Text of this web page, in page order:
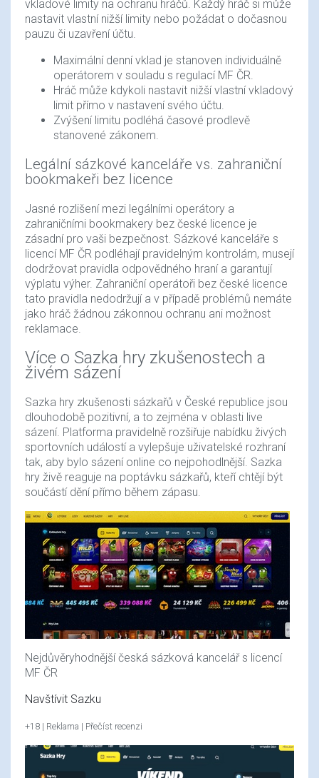
vkladové limity na ochranu hráčů. Každý hráč si může
nastavit vlastní nižší limity nebo požádat o dočasnou
pauzu či uzavření účtu.
Maximální denní vklad je stanoven individuálně
operátorem v souladu s regulací MF ČR.
Hráč může kdykoli nastavit nižší vlastní vkladový
limit přímo v nastavení svého účtu.
Zvýšení limitu podléhá časové prodlevě
stanovené zákonem.
Legální sázkové kanceláře vs. zahraniční
bookmakeři bez licence
Jasné rozlišení mezi legálními operátory a
zahraničními bookmakery bez české licence je
zásadní pro vaši bezpečnost. Sázkové kanceláře s
licencí MF ČR podléhají pravidelným kontrolám, musejí
dodržovat pravidla odpovědného hraní a garantují
výplatu výher. Zahraniční operátoři bez české licence
tato pravidla nedodržují a v případě problémů nemáte
jako hráč žádnou zákonnou ochranu ani možnost
reklamace.
Více o Sazka hry zkušenostech a
živém sázení
Sazka hry zkušenosti sázkařů v České republice jsou
dlouhodobě pozitivní, a to zejména v oblasti live
sázení. Platforma pravidelně rozšiřuje nabídku živých
sportovních událostí a vylepšuje uživatelské rozhraní
tak, aby bylo sázení online co nejpohodlnější. Sazka
hry živě reaguje na poptávku sázkařů, kteří chtějí být
součástí dění přímo během zápasu.
Nejdůvěryhodnější česká sázková kancelář s licencí
MF ČR
Navštívit Sazku
+18 | Reklama | Přečíst recenzi